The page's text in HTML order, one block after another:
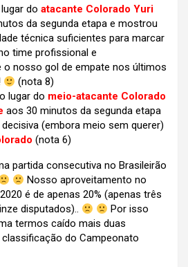
do atacante Colorado Yuri
da segunda etapa e mostrou
técnica suficientes para marcar
time profissional e
o nosso gol de empate nos últimos
(nota 8)
lugar do meio-atacante Colorado
aos 30 minutos da segunda etapa
(embora meio sem querer)
(nota 6)
partida consecutiva no Brasileirão
Nosso aproveitamento no
é de apenas 20% (apenas três
disputados)..
Por isso
termos caído mais duas
do Campeonato